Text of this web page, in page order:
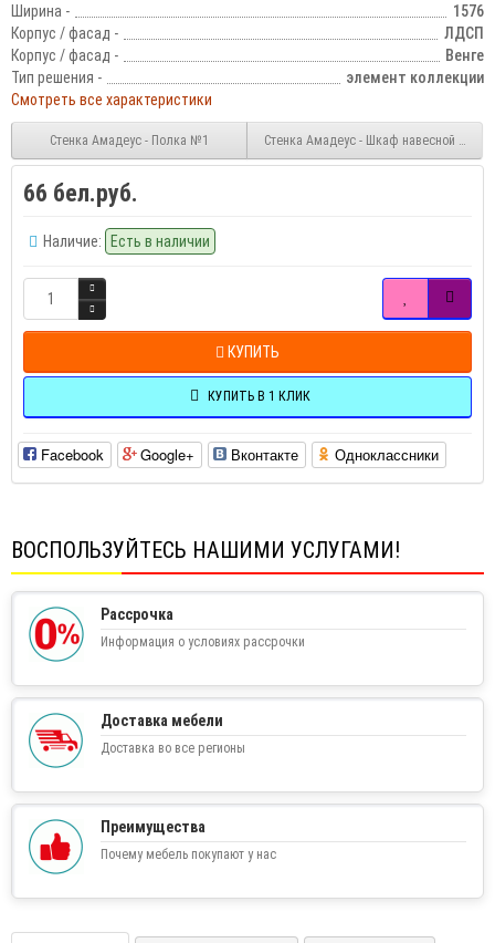
Ширина -
1576
Корпус / фасад -
ЛДСП
Корпус / фасад -
Венге
Тип решения -
элемент коллекции
Смотреть все характеристики
Стенка Амадеус - Полка №1 Стенка Амадеус - Шкаф навесной №1
66 бел.руб.
Наличие: Есть в наличии
КУПИТЬ
КУПИТЬ В 1 КЛИК
Facebook Google+ Вконтакте Одноклассники
ВОСПОЛЬЗУЙТЕСЬ НАШИМИ УСЛУГАМИ!
Рассрочка
Информация о условиях рассрочки
Доставка мебели
Доставка во все регионы
Преимущества
Почему мебель покупают у нас